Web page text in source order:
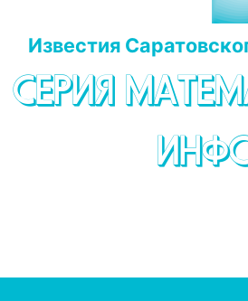
Известия
СЕРИЯ